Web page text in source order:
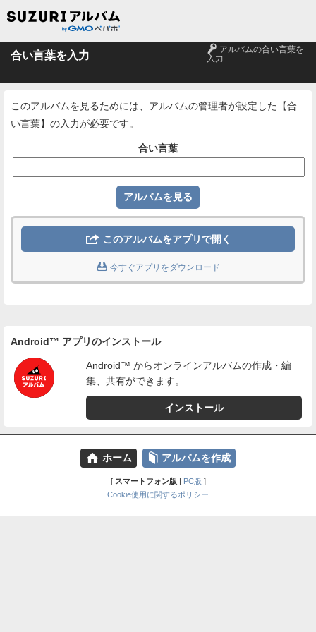
合い言葉を入力 🔑 アルバムの合い言葉を
入力
このアルバムを見るためには、アルバムの管理者が設定した【合
い言葉】の入力が必要です。
合い言葉
 このアルバムをアプリで開く
 今すぐアプリをダウンロード
Android™ アプリのインストール
Android™ からオンラインアルバムの作成・編
集、共有ができます。
インストール
⌂ ホーム 📕 アルバムを作成
[ スマートフォン版| PC版 ]
Cookie使用に関するポリシー